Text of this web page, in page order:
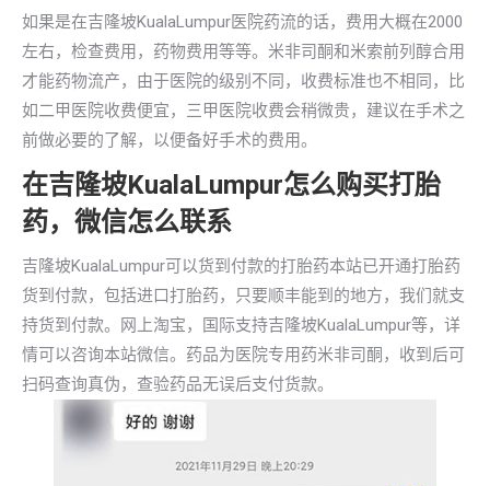
如果是在吉隆坡KualaLumpur医院药流的话，费用大概在2000
左右，检查费用，药物费用等等。米非司酮和米索前列醇合用
才能药物流产，由于医院的级别不同，收费标准也不相同，比
如二甲医院收费便宜，三甲医院收费会稍微贵，建议在手术之
前做必要的了解，以便备好手术的费用。
在吉隆坡KualaLumpur怎么购买打胎
药，微信怎么联系
吉隆坡KualaLumpur可以货到付款的打胎药本站已开通打胎药
货到付款，包括进口打胎药，只要顺丰能到的地方，我们就支
持货到付款。网上淘宝，国际支持吉隆坡KualaLumpur等，详
情可以咨询本站微信。药品为医院专用药米非司酮，收到后可
扫码查询真伪，查验药品无误后支付货款。